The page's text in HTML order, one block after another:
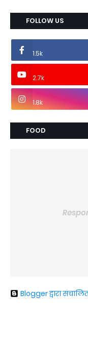
FOLLOW US
1.5k
2.7k
1.8k
FOOD
Blogger द्वारा